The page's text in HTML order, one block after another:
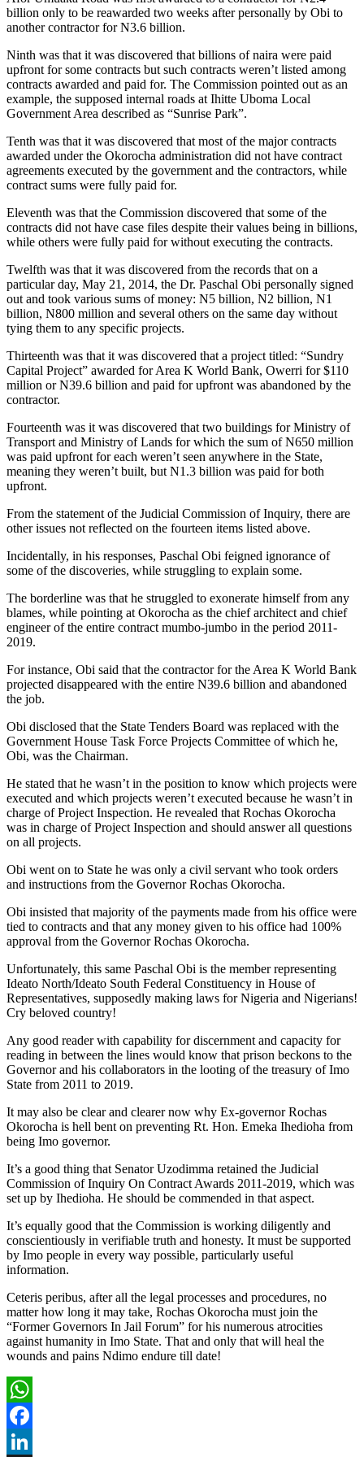
billion only to be reawarded two weeks after personally by Obi to
another contractor for N3.6 billion.
Ninth was that it was discovered that billions of naira were paid
upfront for some contracts but such contracts weren’t listed among
contracts awarded and paid for. The Commission pointed out as an
example, the supposed internal roads at Ihitte Uboma Local
Government Area described as “Sunrise Park”.
Tenth was that it was discovered that most of the major contracts
awarded under the Okorocha administration did not have contract
agreements executed by the government and the contractors, while
contract sums were fully paid for.
Eleventh was that the Commission discovered that some of the
contracts did not have case files despite their values being in billions,
while others were fully paid for without executing the contracts.
Twelfth was that it was discovered from the records that on a
particular day, May 21, 2014, the Dr. Paschal Obi personally signed
out and took various sums of money: N5 billion, N2 billion, N1
billion, N800 million and several others on the same day without
tying them to any specific projects.
Thirteenth was that it was discovered that a project titled: “Sundry
Capital Project” awarded for Area K World Bank, Owerri for $110
million or N39.6 billion and paid for upfront was abandoned by the
contractor.
Fourteenth was it was discovered that two buildings for Ministry of
Transport and Ministry of Lands for which the sum of N650 million
was paid upfront for each weren’t seen anywhere in the State,
meaning they weren’t built, but N1.3 billion was paid for both
upfront.
From the statement of the Judicial Commission of Inquiry, there are
other issues not reflected on the fourteen items listed above.
Incidentally, in his responses, Paschal Obi feigned ignorance of
some of the discoveries, while struggling to explain some.
The borderline was that he struggled to exonerate himself from any
blames, while pointing at Okorocha as the chief architect and chief
engineer of the entire contract mumbo-jumbo in the period 2011-
2019.
For instance, Obi said that the contractor for the Area K World Bank
projected disappeared with the entire N39.6 billion and abandoned
the job.
Obi disclosed that the State Tenders Board was replaced with the
Government House Task Force Projects Committee of which he,
Obi, was the Chairman.
He stated that he wasn’t in the position to know which projects were
executed and which projects weren’t executed because he wasn’t in
charge of Project Inspection. He revealed that Rochas Okorocha
was in charge of Project Inspection and should answer all questions
on all projects.
Obi went on to State he was only a civil servant who took orders
and instructions from the Governor Rochas Okorocha.
Obi insisted that majority of the payments made from his office were
tied to contracts and that any money given to his office had 100%
approval from the Governor Rochas Okorocha.
Unfortunately, this same Paschal Obi is the member representing
Ideato North/Ideato South Federal Constituency in House of
Representatives, supposedly making laws for Nigeria and Nigerians!
Cry beloved country!
Any good reader with capability for discernment and capacity for
reading in between the lines would know that prison beckons to the
Governor and his collaborators in the looting of the treasury of Imo
State from 2011 to 2019.
It may also be clear and clearer now why Ex-governor Rochas
Okorocha is hell bent on preventing Rt. Hon. Emeka Ihedioha from
being Imo governor.
It’s a good thing that Senator Uzodimma retained the Judicial
Commission of Inquiry On Contract Awards 2011-2019, which was
set up by Ihedioha. He should be commended in that aspect.
It’s equally good that the Commission is working diligently and
conscientiously in verifiable truth and honesty. It must be supported
by Imo people in every way possible, particularly useful
information.
Ceteris peribus, after all the legal processes and procedures, no
matter how long it may take, Rochas Okorocha must join the
“Former Governors In Jail Forum” for his numerous atrocities
against humanity in Imo State. That and only that will heal the
wounds and pains Ndimo endure till date!
WhatsApp
Facebook